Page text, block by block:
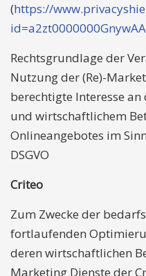
(https://
Rechtsgrundlage der
Nutzung der (Re)-
berechtigte Interesse
und wirtschaftlichem
Onlineangebotes im
DSGVO
Criteo
Zum Zwecke der
fortlaufenden
deren wirtschaftlichen
Marketing Dienste der